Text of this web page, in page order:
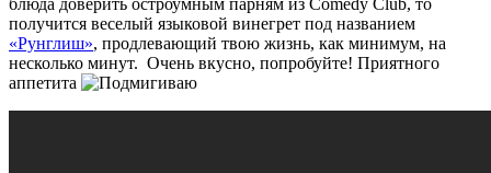
получится веселый языковой винегрет под названием
«Рунглиш», продлевающий твою жизнь, как минимум, на
несколько минут. Очень вкусно, попробуйте! Приятного
аппетита